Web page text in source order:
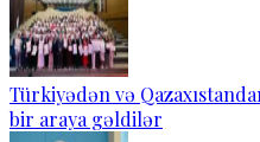
Türkiyədən və
bir araya gəldilər